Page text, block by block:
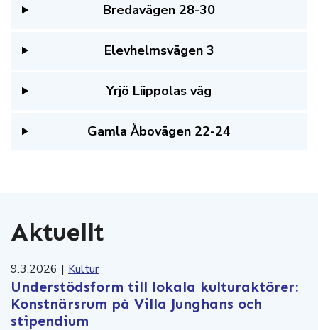
Bredavägen 28-30
Elevhelmsvägen 3
Yrjö Liippolas väg
Gamla Åbovägen 22-24
Aktuellt
9.3.2026 | Kultur
Understödsform till lokala kulturaktörer:
Konstnärsrum på Villa Junghans och
stipendium